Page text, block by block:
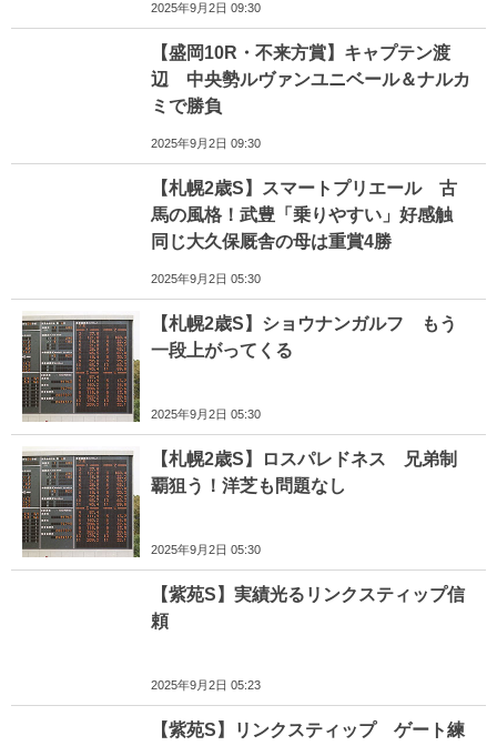
2025年9月2日 09:30
【盛岡10R・不来方賞】キャプテン渡
辺 中央勢ルヴァンユニベール＆ナルカ
ミで勝負
2025年9月2日 09:30
【札幌2歳S】スマートプリエール 古
馬の風格！武豊「乗りやすい」好感触
同じ大久保厩舎の母は重賞4勝
2025年9月2日 05:30
【札幌2歳S】ショウナンガルフ もう
一段上がってくる
2025年9月2日 05:30
【札幌2歳S】ロスパレドネス 兄弟制
覇狙う！洋芝も問題なし
2025年9月2日 05:30
【紫苑S】実績光るリンクスティップ信
頼
2025年9月2日 05:23
【紫苑S】リンクスティップ ゲート練